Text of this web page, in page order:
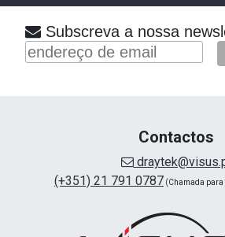
Subscreva a nossa
Contactos
(+351) 21 791 0787 (Chamada para